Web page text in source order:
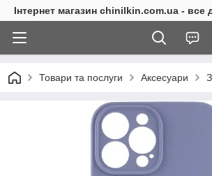
Інтернет магазин chinilkin.com.ua - все
Товари та послуги Аксесуари